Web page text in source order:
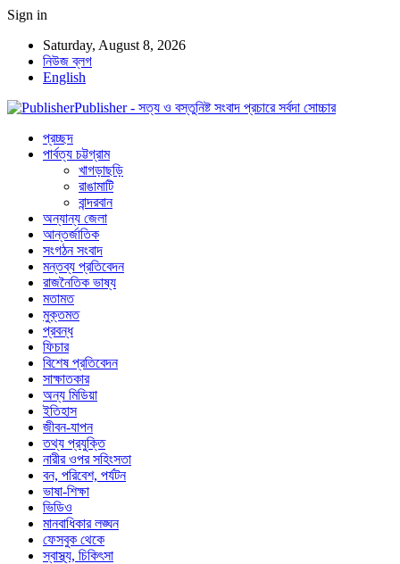
Sign in
Saturday, August 8, 2026
নিউজ ব্লগ
English
Publisher - সত্য ও বস্তুনিষ্ট সংবাদ প্রচারে সর্বদা সোচ্চার
প্রচ্ছদ
পার্বত্য চট্টগ্রাম
খাগড়াছড়ি
রাঙামাটি
বান্দরবান
অন্যান্য জেলা
আন্তর্জাতিক
সংগঠন সংবাদ
মন্তব্য প্রতিবেদন
রাজনৈতিক ভাষ্য
মতামত
মুক্তমত
প্রবন্ধ
ফিচার
বিশেষ প্রতিবেদন
সাক্ষাতকার
অন্য মিডিয়া
ইতিহাস
জীবন-যাপন
তথ্য প্রযুক্তি
নারীর ওপর সহিংসতা
বন, পরিবেশ, পর্যটন
ভাষা-শিক্ষা
ভিডিও
মানবাধিকার লঙ্ঘন
ফেসবুক থেকে
স্বাস্থ্য, চিকিৎসা